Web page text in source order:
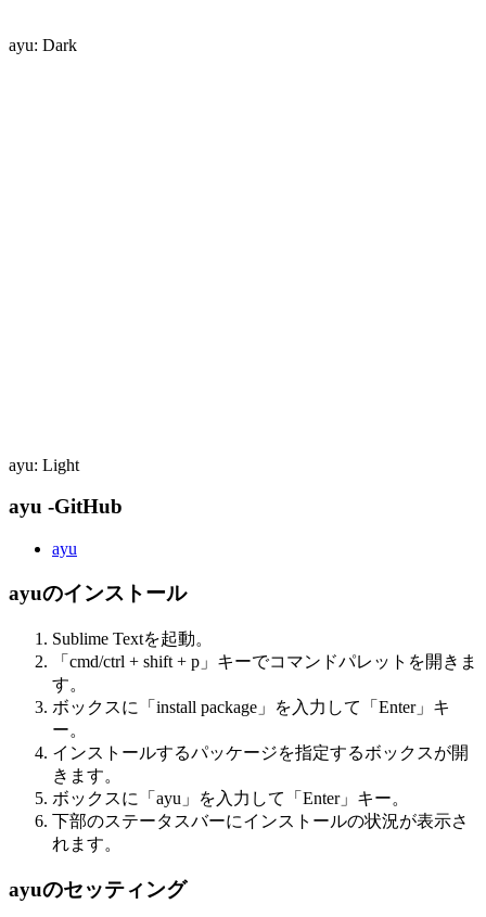
ayu: Dark
ayu: Light
ayu -GitHub
ayu
ayuのインストール
Sublime Textを起動。
「cmd/ctrl + shift + p」キーでコマンドパレットを開きま
す。
ボックスに「install package」を入力して「Enter」キ
ー。
インストールするパッケージを指定するボックスが開
きます。
ボックスに「ayu」を入力して「Enter」キー。
下部のステータスバーにインストールの状況が表示さ
れます。
ayuのセッティング